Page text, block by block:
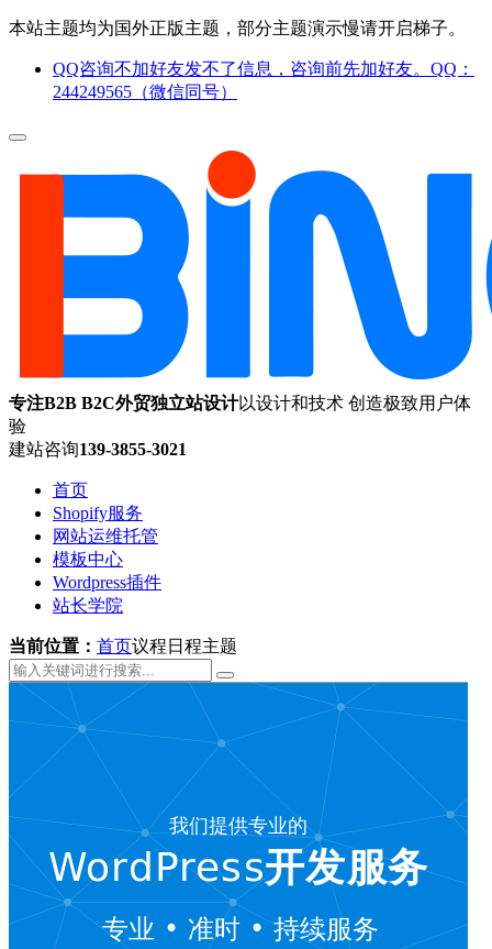
本站主题均为国外正版主题，部分主题演示慢请开启梯子。
QQ咨询不加好友发不了信息，咨询前先加好友。QQ：
244249565（微信同号）
专注B2B B2C外贸独立站设计以设计和技术 创造极致用户体
验
建站咨询139-3855-3021
首页
Shopify服务
网站运维托管
模板中心
Wordpress插件
站长学院
当前位置： 首页议程日程主题